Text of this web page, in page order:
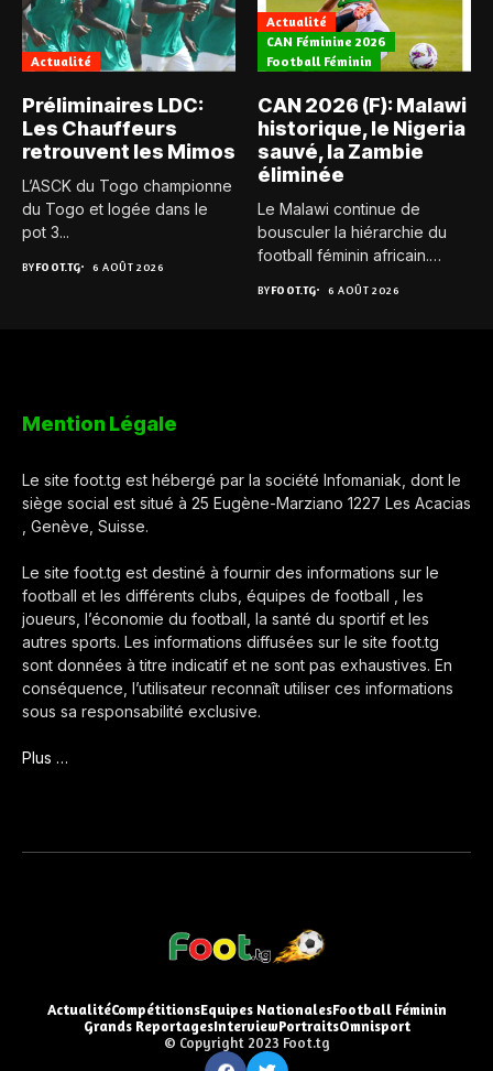
Actualité
Préliminaires LDC:
Les Chauffeurs
retrouvent les Mimos
L’ASCK du Togo championne
du Togo et logée dans le
pot 3...
BYFOOT.TG 6 AOÛT 2026
Actualité
CAN Féminine 2026
Football Féminin
CAN 2026 (F): Malawi
historique, le Nigeria
sauvé, la Zambie
éliminée
Le Malawi continue de
bousculer la hiérarchie du
football féminin africain.
BYFOOT.TG 6 AOÛT 2026
Mention Légale
Le site foot.tg est hébergé par la société Infomaniak, dont le
siège social est situé à 25 Eugène-Marziano 1227 Les Acacias
, Genève, Suisse.
Le site foot.tg est destiné à fournir des informations sur le
football et les différents clubs, équipes de football , les
joueurs, l’économie du football, la santé du sportif et les
autres sports. Les informations diffusées sur le site foot.tg
sont données à titre indicatif et ne sont pas exhaustives. En
conséquence, l’utilisateur reconnaît utiliser ces informations
sous sa responsabilité exclusive.
Plus …
ActualitéCompétitionsEquipes NationalesFootball Féminin
Grands ReportagesInterviewPortraitsOmnisport
© Copyright 2023 Foot.tg